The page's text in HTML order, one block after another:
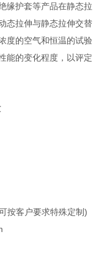
缘护套等产品在静态拉
态拉伸与静态拉伸交替
度的空气和恒温的试验
能的变化程度，以评定
按客户要求特殊定制)